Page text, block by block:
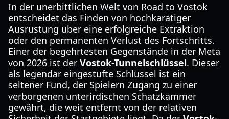
In der unerbittlichen Welt von Road to Vostok
entscheidet das Finden von hochkarätiger
Ausrüstung über eine erfolgreiche Extraktion
oder den permanenten Verlust des Fortschritts.
Einer der begehrtesten Gegenstände in der Meta
von 2026 ist der Vostok-Tunnelschlüssel. Dieser
als legendär eingestufte Schlüssel ist ein
seltener Fund, der Spielern Zugang zu einer
verborgenen unterirdischen Schatzkammer
gewährt, die weit entfernt von der relativen